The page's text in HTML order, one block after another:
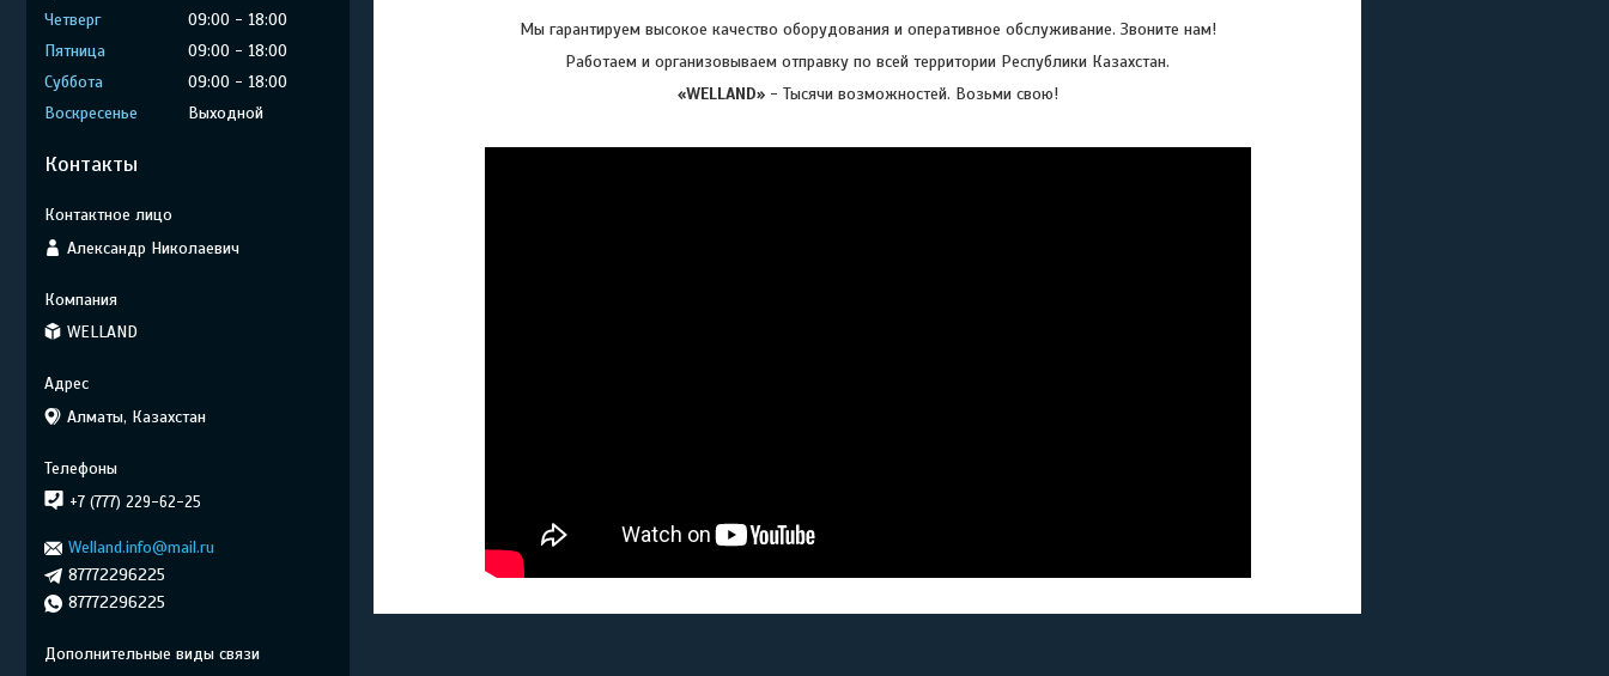
Мы гарантируем высокое качество оборудования и оперативное обслуживание. Звоните нам!
Работаем и организовываем отправку по всей территории Республики Казахстан.
«WELLAND»- Тысячи возможностей. Возьми свою!
Четверг
09:00
18:00
Пятница
09:00
18:00
Суббота
09:00
18:00
Воскресенье
Выходной
Контакты
Александр Николаевич
WELLAND
Алматы, Казахстан
+7 (777) 229-62-25
Welland.info@mail.ru
87772296225
87772296225